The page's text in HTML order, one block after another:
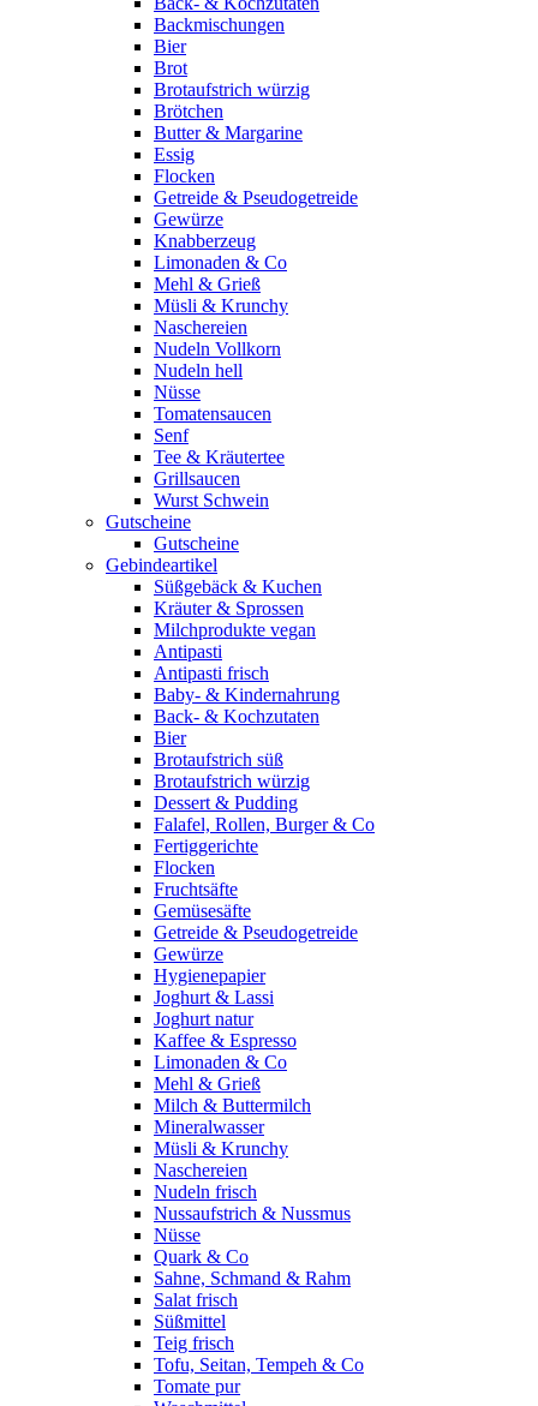
Backmischungen
Bier
Brot
Brotaufstrich würzig
Brötchen
Butter & Margarine
Essig
Flocken
Getreide & Pseudogetreide
Gewürze
Knabberzeug
Limonaden & Co
Mehl & Grieß
Müsli & Krunchy
Naschereien
Nudeln Vollkorn
Nudeln hell
Nüsse
Tomatensaucen
Senf
Tee & Kräutertee
Grillsaucen
Wurst Schwein
Gutscheine
Gutscheine
Gebindeartikel
Süßgebäck & Kuchen
Kräuter & Sprossen
Milchprodukte vegan
Antipasti
Antipasti frisch
Baby- & Kindernahrung
Back- & Kochzutaten
Bier
Brotaufstrich süß
Brotaufstrich würzig
Dessert & Pudding
Falafel, Rollen, Burger & Co
Fertiggerichte
Flocken
Fruchtsäfte
Gemüsesäfte
Getreide & Pseudogetreide
Gewürze
Hygienepapier
Joghurt & Lassi
Joghurt natur
Kaffee & Espresso
Limonaden & Co
Mehl & Grieß
Milch & Buttermilch
Mineralwasser
Müsli & Krunchy
Naschereien
Nudeln frisch
Nussaufstrich & Nussmus
Nüsse
Quark & Co
Sahne, Schmand & Rahm
Salat frisch
Süßmittel
Teig frisch
Tofu, Seitan, Tempeh & Co
Tomate pur